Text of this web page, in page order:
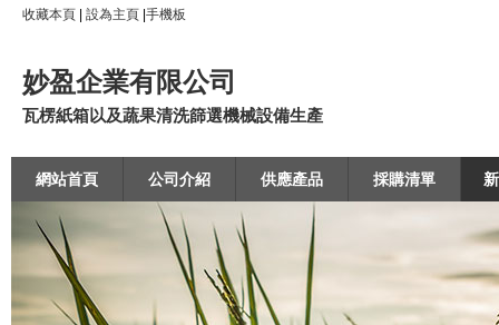
收藏本頁 設為主頁 手機板
妙盈企業有限公司
瓦楞紙箱以及蔬果清洗篩選機械設備生產
網站首頁 公司介紹 供應產品 採購清單